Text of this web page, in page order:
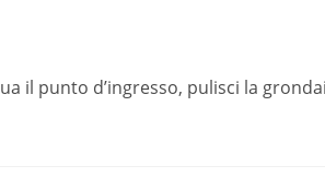
il punto d’ingresso, pulisci la